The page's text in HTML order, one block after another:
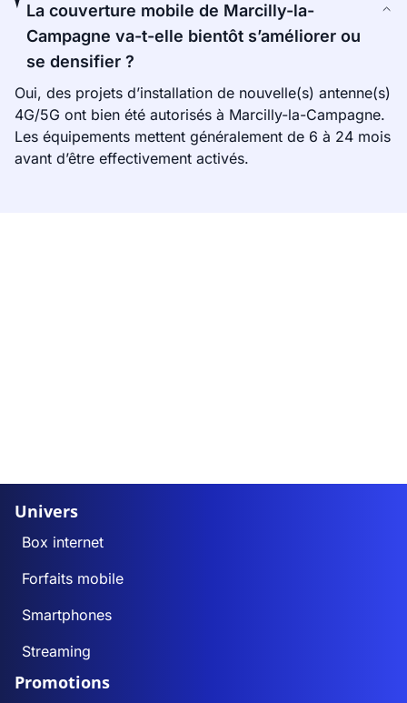
La couverture mobile de Marcilly-la-
Campagne va-t-elle bientôt s’améliorer ou
se densifier ?
Oui, des projets d’installation de nouvelle(s) antenne(s)
4G/5G ont bien été autorisés à Marcilly-la-Campagne.
Les équipements mettent généralement de 6 à 24 mois
avant d’être effectivement activés.
Univers
Box internet
Forfaits mobile
Smartphones
Streaming
Promotions